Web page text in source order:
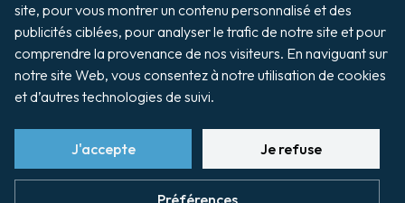
site, pour vous montrer un contenu personnalisé et des
publicités ciblées, pour analyser le trafic de notre site et pour
comprendre la provenance de nos visiteurs. En naviguant sur
notre site Web, vous consentez à notre utilisation de cookies
et d’autres technologies de suivi.
Préférences
Je refuse
J'accepte
Vente aux enchères de biens
Payer ma facture
footer
Politique de confidentialité
Charte graphique